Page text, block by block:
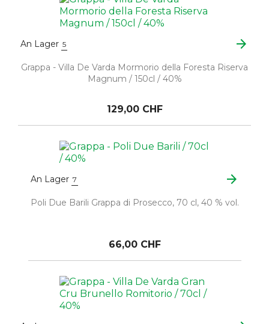
An Lager 5 arrow_forward
Grappa - Villa De Varda Mormorio della Foresta Riserva
Magnum / 150cl / 40%
129,00 CHF
An Lager 7 arrow_forward
Poli Due Barili Grappa di Prosecco, 70 cl, 40 % vol.
66,00 CHF